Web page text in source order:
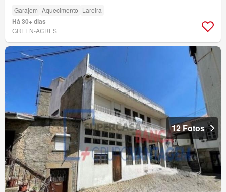
Garajem Aquecimento Lareira
Há 30+ dias
GREEN-ACRES
12 Fotos